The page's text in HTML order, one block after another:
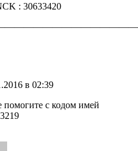
: 30633420
в 02:39
помогите с кодом имей